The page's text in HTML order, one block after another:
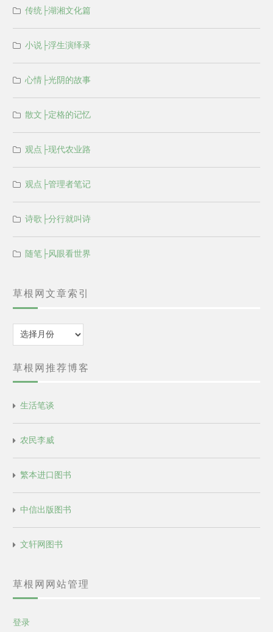
传统├湖湘文化篇
小说├浮生演绎录
心情├光阴的故事
散文├定格的记忆
观点├现代农业路
观点├管理者笔记
诗歌├分行就叫诗
随笔├风眼看世界
草根网文章索引
归
档
草根网推荐博客
生活笔谈
农民李威
繁本进口图书
中信出版图书
文轩网图书
草根网网站管理
登录